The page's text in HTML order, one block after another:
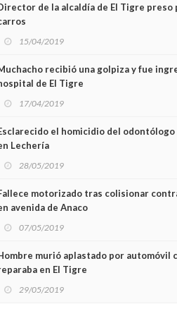
de la alcaldía de El Tigre preso
15/04/2019
recibió una golpiza y fue
de El Tigre
17/04/2019
el homicidio del odontólogo
Lechería
28/05/2019
motorizado tras colisionar
avenida de Anaco
07/05/2019
murió aplastado por automóvil
en El Tigre
29/05/2019